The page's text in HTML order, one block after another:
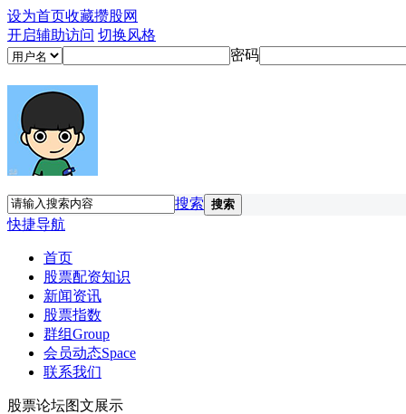
设为首页收藏攒股网
开启辅助访问 切换风格
密码
搜索 搜索
快捷导航
首页
股票配资知识
新闻资讯
股票指数
群组Group
会员动态Space
联系我们
股票论坛图文展示